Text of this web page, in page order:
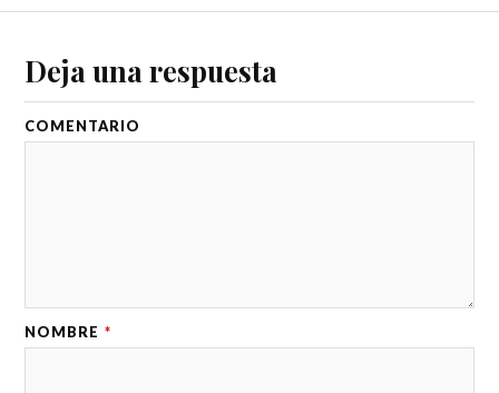
Deja una respuesta
COMENTARIO
NOMBRE *